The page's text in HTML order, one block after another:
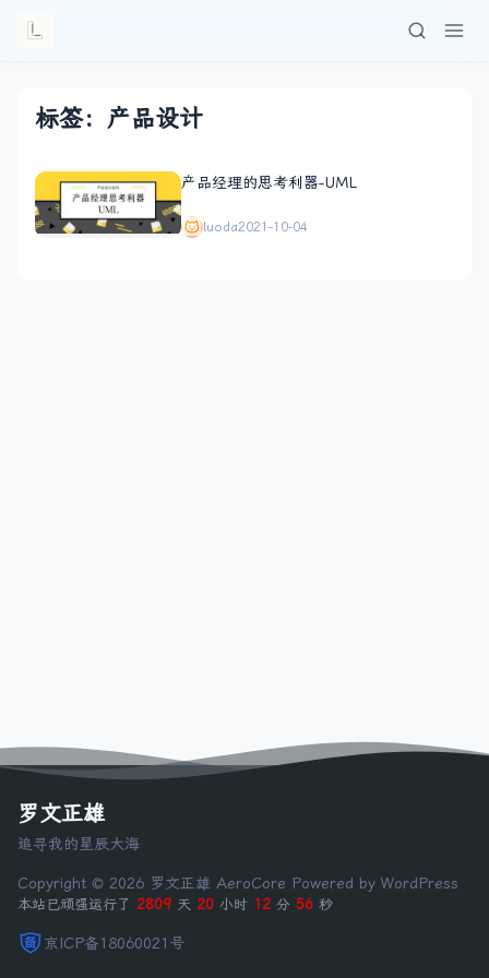
标签：产品设计
产品经理的思考利器-UML
luoda2021-10-04
罗文正雄
追寻我的星辰大海
Copyright © 2026 罗文正雄 AeroCore Powered by WordPress
本站已顽强运行了 2809 天 20 小时 12 分 57 秒
京ICP备18060021号